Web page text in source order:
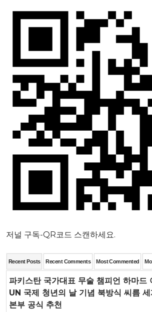
저널 구독-QR코드 스캔하세요.
Recent Posts Recent Comments Most Commented
파키스탄 국가대표 무술 챔피언 하마드
UN 국제 청년의 날 기념 북방식 씨름
본부 공식 추천